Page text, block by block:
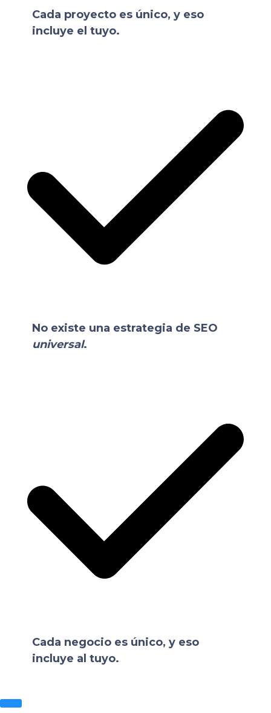
Cada proyecto es único, y eso
incluye el tuyo.
No existe una estrategia de SEO
universal.
Cada negocio es único, y eso
incluye al tuyo.